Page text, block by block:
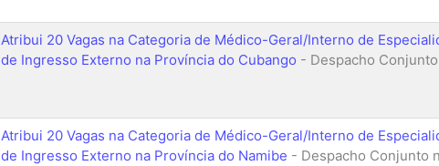
Atribui 20 Vagas na Categoria de Médico-Geral/Interno de
de Ingresso Externo na Província do Cubango - Despacho
Atribui 20 Vagas na Categoria de Médico-Geral/Interno de
de Ingresso Externo na Província do Namibe - Despacho Conjunto